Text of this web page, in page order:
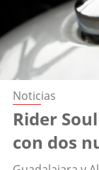
Noticias
Rider
con dos